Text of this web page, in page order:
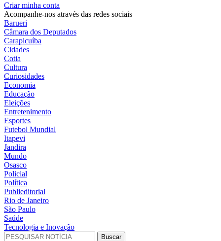
Criar minha conta
Acompanhe-nos através das redes sociais
Barueri
Câmara dos Deputados
Carapicuíba
Cidades
Cotia
Cultura
Curiosidades
Economia
Educação
Eleições
Entretenimento
Esportes
Futebol Mundial
Itapevi
Jandira
Mundo
Osasco
Policial
Política
Publieditorial
Rio de Janeiro
São Paulo
Saúde
Tecnologia e Inovação